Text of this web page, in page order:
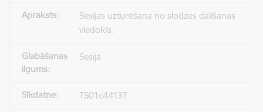
Sesijas uzturēšana no slodzes dalīšanas
viedokļa.
Sesija
TS01c44137